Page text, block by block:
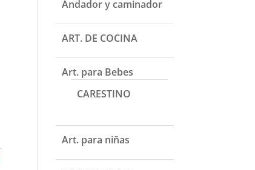
Andador y caminador
ART. DE COCINA
Art. para Bebes
CARESTINO
Art. para niñas